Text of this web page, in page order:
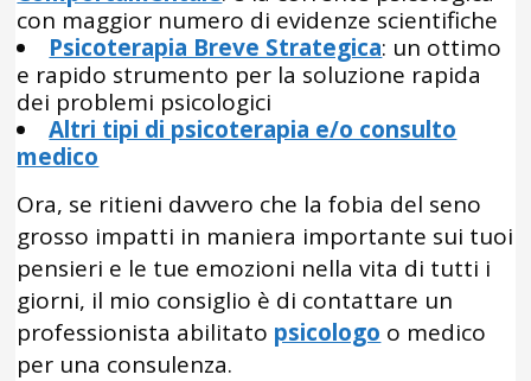
con maggior numero di evidenze scientifiche
Psicoterapia Breve Strategica: un ottimo
e rapido strumento per la soluzione rapida
dei problemi psicologici
Altri tipi di psicoterapia e/o consulto
medico
Ora, se ritieni davvero che la fobia del seno
grosso impatti in maniera importante sui tuoi
pensieri e le tue emozioni nella vita di tutti i
giorni, il mio consiglio è di contattare un
professionista abilitato psicologo o medico
per una consulenza.